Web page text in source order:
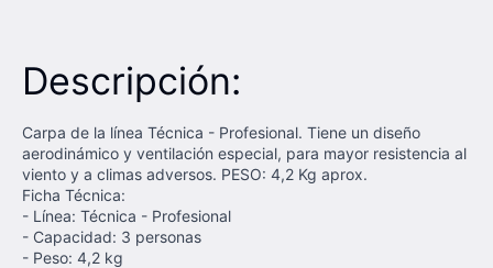
Descripción:
Carpa de la línea Técnica - Profesional. Tiene un diseño
aerodinámico y ventilación especial, para mayor resistencia al
viento y a climas adversos. PESO: 4,2 Kg aprox.
Ficha Técnica:
- Línea: Técnica - Profesional
- Capacidad: 3 personas
- Peso: 4,2 kg